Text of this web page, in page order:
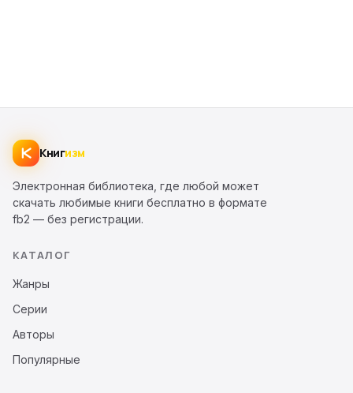
Книгизм
Электронная библиотека, где любой может
скачать любимые книги бесплатно в формате
fb2 — без регистрации.
КАТАЛОГ
Жанры
Серии
Авторы
Популярные